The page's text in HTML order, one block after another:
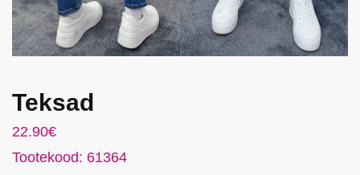
Teksad
22.90€
Tootekood: 61364